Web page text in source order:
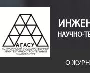
НАУЧНО-
О